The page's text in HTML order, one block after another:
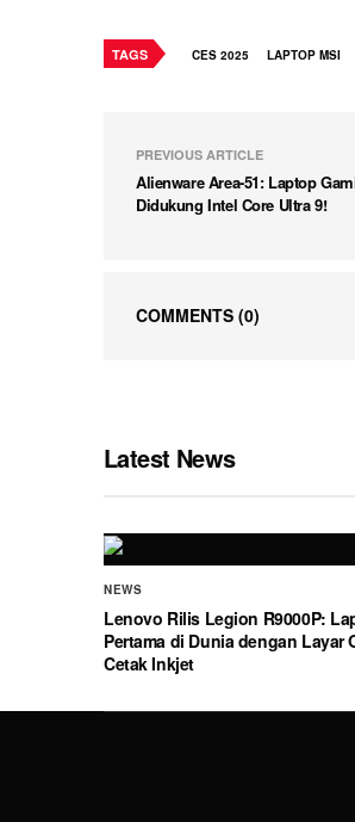
TAGS CES 2025 LAPTOP MSI
PREVIOUS ARTICLE
Alienware Area-51: Laptop
Didukung Intel Core Ultra 9!
COMMENTS (0)
Latest News
NEWS
Lenovo Rilis Legion R9000P:
Pertama di Dunia dengan Layar
Cetak Inkjet